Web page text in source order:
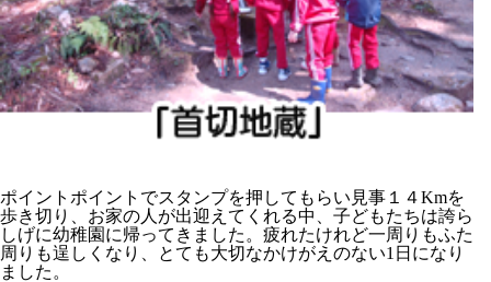
ポイントポイントでスタンプを押してもらい見事１４Kmを
歩き切り、お家の人が出迎えてくれる中、子どもたちは誇ら
しげに幼稚園に帰ってきました。疲れたけれど一周りもふた
周りも逞しくなり、とても大切なかけがえのない1日になり
ました。